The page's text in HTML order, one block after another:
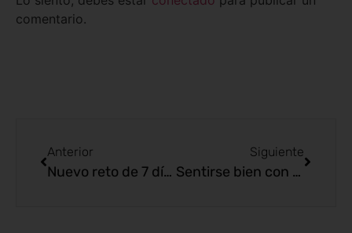
comentario.
Anterior
Nuevo reto de 7 días de EnformaHerbal
Siguiente
Sentirse bien con uno mismo para ser feliz